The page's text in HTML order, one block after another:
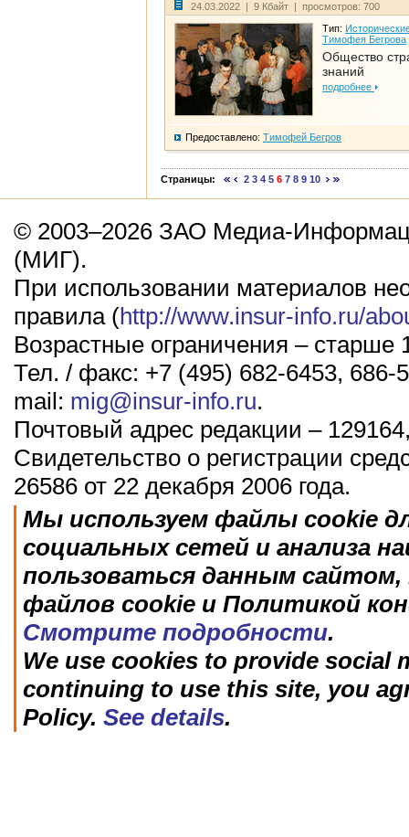
24.03.2022 | 9 Кбайт | просмотров: 700
Тип:
Тимофея Бегрова
Общество
знаний
подробнее
Предоставлено: Тимофей Бегров
Страницы: 2 3 4 5 6 7 8 9 10
© 2003–2026 ЗАО Медиа-
(МИГ).
При использовании материалов
правила (http://www.insur-info.ru/
Возрастные ограничения – старше
Тел. / факс: +7 (495) 682-6453, 686-
mail: mig@insur-info.ru.
Почтовый адрес редакции –
Свидетельство о регистрации
26586 от 22 декабря 2006 года.
Мы используем файлы cookie
социальных сетей и анализа
пользоваться данным
файлов cookie и Политикой
Смотрите подробности.
We use cookies to provide social
continuing to use this site, you
Policy. See details.